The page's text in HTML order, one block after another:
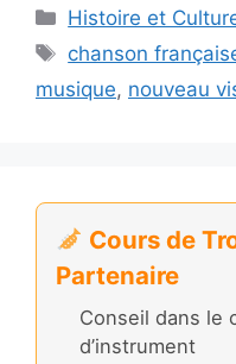
Catégories
Histoire et
Étiquettes
chanson
musique, nouveau
Cours de
Partenaire
Conseil dans le
d’instrument